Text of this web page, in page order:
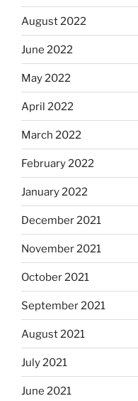
August 2022
June 2022
May 2022
April 2022
March 2022
February 2022
January 2022
December 2021
November 2021
October 2021
September 2021
August 2021
July 2021
June 2021